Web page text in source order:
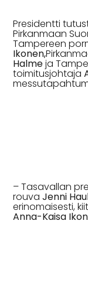
Presidentti
Pirkanmaan
Tampereen
Ikonen,
Halmeja
toimitusjohtaja
– Tasavallan
rouvaJenni
erinomaisesti,
Anna-Kaisa